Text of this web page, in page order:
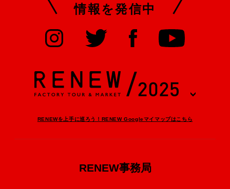
情報を発信中
RENEWを上手に巡ろう！RENEW Googleマイマップはこちら
RENEW事務局